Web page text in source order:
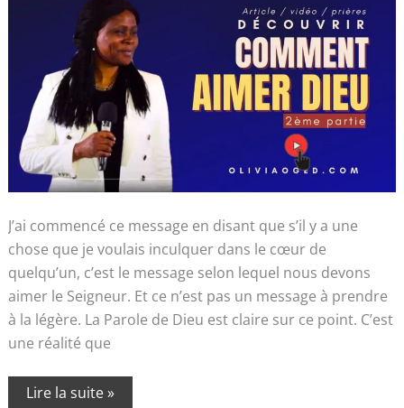
J’ai commencé ce message en disant que s’il y a une
chose que je voulais inculquer dans le cœur de
quelqu’un, c’est le message selon lequel nous devons
aimer le Seigneur. Et ce n’est pas un message à prendre
à la légère. La Parole de Dieu est claire sur ce point. C’est
une réalité que
Lire la suite »